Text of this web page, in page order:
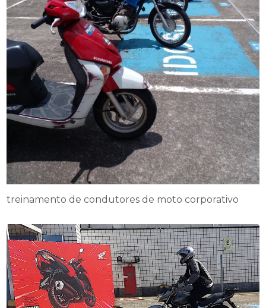
treinamento de condutores de moto corporativo